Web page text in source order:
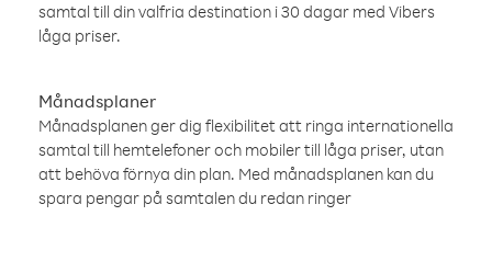
samtal till din valfria destination i 30 dagar med Vibers
låga priser.
Månadsplaner
Månadsplanen ger dig flexibilitet att ringa internationella
samtal till hemtelefoner och mobiler till låga priser, utan
att behöva förnya din plan. Med månadsplanen kan du
spara pengar på samtalen du redan ringer